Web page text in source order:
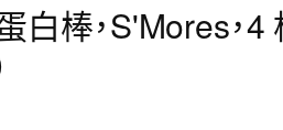
棒，S'Mores，4